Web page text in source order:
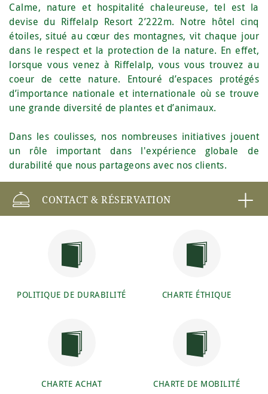
CONTACT & RÉSERVATION
Calme, nature et hospitalité chaleureuse, tel est la
devise du Riffelalp Resort 2’222m. Notre hôtel cinq
étoiles, situé au cœur des montagnes, vit chaque jour
dans le respect et la protection de la nature. En effet,
lorsque vous venez à Riffelalp, vous vous trouvez au
coeur de cette nature. Entouré d’espaces protégés
d’importance nationale et internationale où se trouve
une grande diversité de plantes et d’animaux.
Dans les coulisses, nos nombreuses initiatives jouent
un rôle important dans l'expérience globale de
durabilité que nous partageons avec nos clients.
POLITIQUE DE DURABILITÉ CHARTE ÉTHIQUE
CHARTE ACHAT CHARTE DE MOBILITÉ